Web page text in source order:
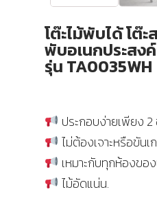
โต๊ะไม้พับได้ โต๊
พับอเนกประสง
รุ่น TA0035WH
ประกอบง่ายเพียง
ไม่ต้องเจาะหรือขันเ
เหมาะกับทุกห้องขอ
ไม้อัดแน่น.